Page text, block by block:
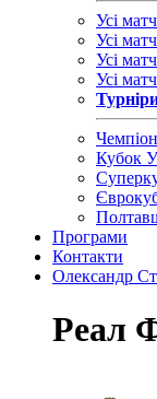
Усі
Усі
Усі
Усі
Кубок
Програми
Контакти
Олександр
Реал